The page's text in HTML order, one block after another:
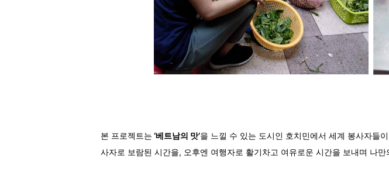
본 프로젝트는 ‘베트남의 맛’을 느낄 수 있는 도시인 호치민에서 세계 봉사자들
사자로 보람된 시간을, 오후엔 여행자로 활기차고 여유로운 시간을 보내며 나